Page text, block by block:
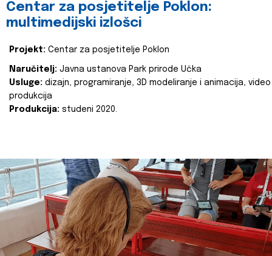
Centar za posjetitelje Poklon:
multimedijski izlošci
Projekt: Centar za posjetitelje Poklon
Naručitelj: Javna ustanova Park prirode Učka
Usluge: dizajn, programiranje, 3D modeliranje i animacija, video
produkcija
Produkcija: studeni 2020.